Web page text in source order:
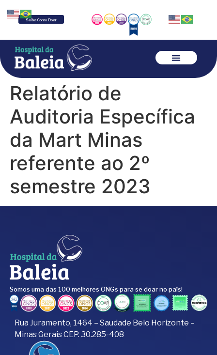
Saiba Como Doar
Relatório de
Auditoria Específica
da Mart Minas
referente ao 2º
semestre 2023
Somos uma das 100 melhores ONGs para se doar no país!
Rua Juramento, 1464 – Saudade Belo Horizonte –
Minas Gerais CEP. 30.285-408